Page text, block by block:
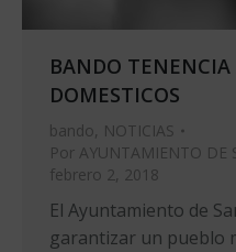
BANDO
DOMESTICOS
bando, NOTICIAS
Por AYUNTAMIENTO DE
febrero 2, 2018
El Ayuntamiento de
garantizar un pueblo